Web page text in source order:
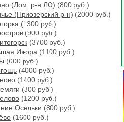
(Лом. р-н ЛО) (800 руб.)
(Приозерский р-н) (2000 руб.)
(1300 руб.)
(900 руб.)
(3700 руб.)
Ижора (1100 руб.)
(600 руб.)
(4000 руб.)
(1400 руб.)
(800 руб.)
(1200 руб.)
Осельки (800 руб.)
(1600 руб.)